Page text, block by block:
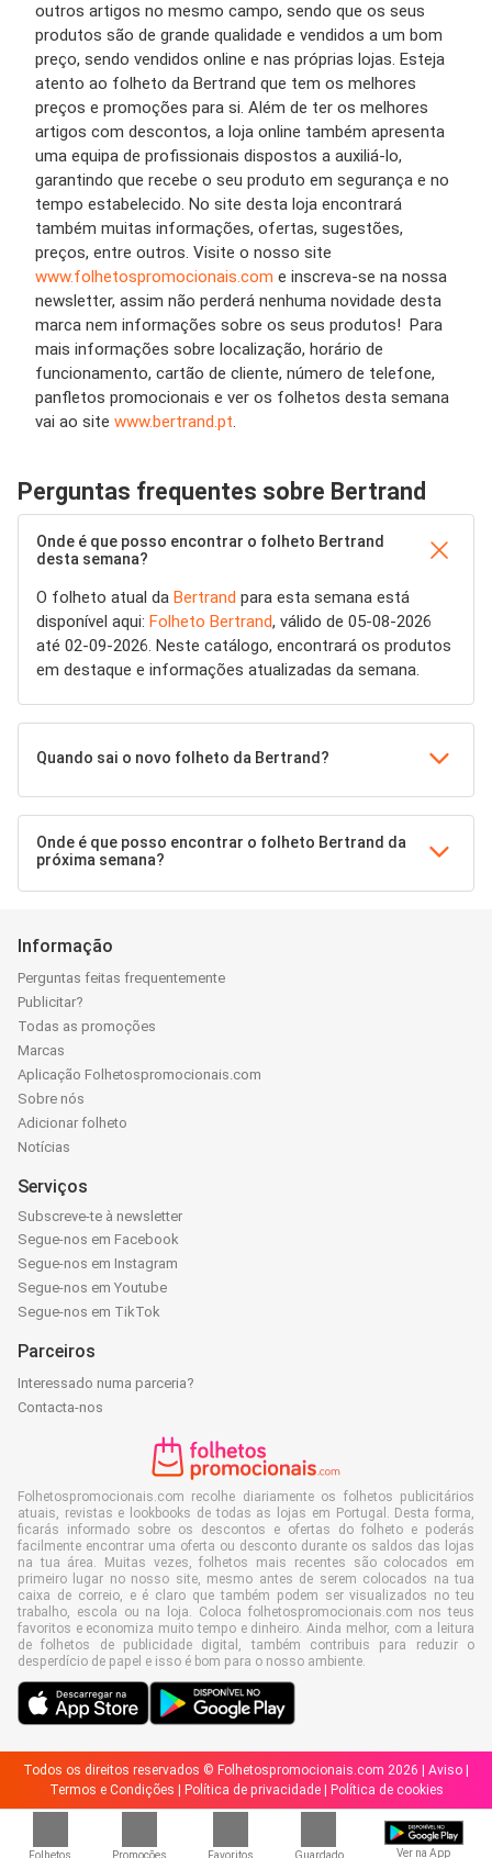
Folhetos Promoções Favoritos Guardado Ver na App
outros artigos no mesmo campo, sendo que os seus
produtos são de grande qualidade e vendidos a um bom
preço, sendo vendidos online e nas próprias lojas. Esteja
atento ao folheto da Bertrand que tem os melhores
preços e promoções para si. Além de ter os melhores
artigos com descontos, a loja online também apresenta
uma equipa de profissionais dispostos a auxiliá-lo,
garantindo que recebe o seu produto em segurança e no
tempo estabelecido. No site desta loja encontrará
também muitas informações, ofertas, sugestões,
preços, entre outros. Visite o nosso site
www.folhetospromocionais.com e inscreva-se na nossa
newsletter, assim não perderá nenhuma novidade desta
marca nem informações sobre os seus produtos! Para
mais informações sobre localização, horário de
funcionamento, cartão de cliente, número de telefone,
panfletos promocionais e ver os folhetos desta semana
vai ao site www.bertrand.pt.
Perguntas frequentes sobre Bertrand
Onde é que posso encontrar o folheto Bertrand
desta semana?
O folheto atual da Bertrand para esta semana está
disponível aqui: Folheto Bertrand, válido de 05-08-2026
até 02-09-2026. Neste catálogo, encontrará os produtos
em destaque e informações atualizadas da semana.
Quando sai o novo folheto da Bertrand?
Onde é que posso encontrar o folheto Bertrand da
próxima semana?
Informação
Perguntas feitas frequentemente
Publicitar?
Todas as promoções
Marcas
Aplicação Folhetospromocionais.com
Sobre nós
Adicionar folheto
Notícias
Serviços
Subscreve-te à newsletter
Segue-nos em Facebook
Segue-nos em Instagram
Segue-nos em Youtube
Segue-nos em TikTok
Parceiros
Interessado numa parceria?
Contacta-nos
Folhetospromocionais.com recolhe diariamente os folhetos publicitários
atuais, revistas e lookbooks de todas as lojas em Portugal. Desta forma,
ficarás informado sobre os descontos e ofertas do folheto e poderás
facilmente encontrar uma oferta ou desconto durante os saldos das lojas
na tua área. Muitas vezes, folhetos mais recentes são colocados em
primeiro lugar no nosso site, mesmo antes de serem colocados na tua
caixa de correio, e é claro que também podem ser visualizados no teu
trabalho, escola ou na loja. Coloca folhetospromocionais.com nos teus
favoritos e economiza muito tempo e dinheiro. Ainda melhor, com a leitura
de folhetos de publicidade digital, também contribuis para reduzir o
desperdício de papel e isso é bom para o nosso ambiente.
Todos os direitos reservados © Folhetospromocionais.com 2026 | Aviso
Termos e Condições
Política de privacidade| Política de cookies